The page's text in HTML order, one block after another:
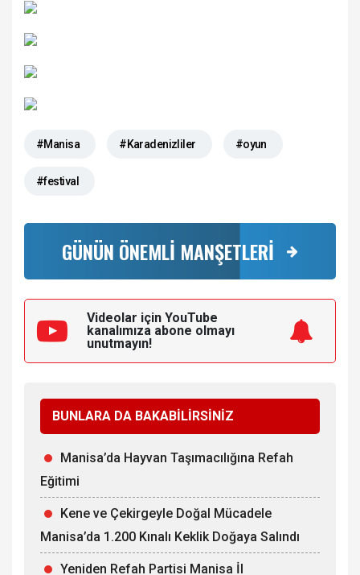
#Manisa #Karadenizliler #oyun
#festival
GÜNÜN ÖNEMLİ MANŞETLERİ
Videolar için YouTube
kanalımıza abone olmayı
unutmayın!
BUNLARA DA BAKABİLİRSİNİZ
Manisa’da Hayvan Taşımacılığına Refah
Eğitimi
Kene ve Çekirgeyle Doğal Mücadele
Manisa’da 1.200 Kınalı Keklik Doğaya Salındı
Yeniden Refah Partisi Manisa İl